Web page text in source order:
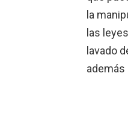
la
las
lavado
además